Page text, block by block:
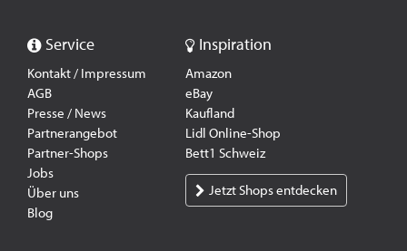
Service
Kontakt / Impressum
AGB
Presse / News
Partnerangebot
Partner-Shops
Jobs
Über uns
Blog
Inspiration
Amazon
eBay
Kaufland
Lidl Online-Shop
Bett1 Schweiz
Jetzt Shops entdecken